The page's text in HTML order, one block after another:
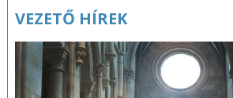
VEZETŐ HÍREK